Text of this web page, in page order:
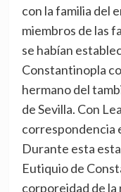
con la familia del
miembros de las
se habían
Constantinopla
hermano del
de Sevilla. Con
correspondencia
Durante esta
Eutiquio de
corporeidad de